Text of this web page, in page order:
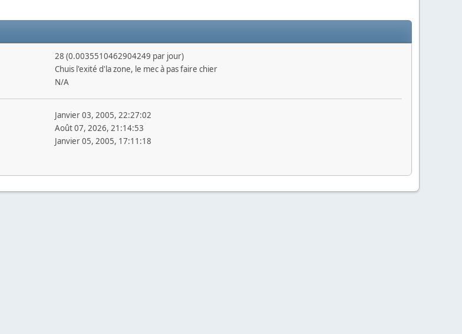
28 (0.0035510462904249 par jour)
Chuis l'exité d'la zone, le mec à pas faire chier
N/A
Janvier 03, 2005, 22:27:02
Août 07, 2026, 21:14:53
Janvier 05, 2005, 17:11:18